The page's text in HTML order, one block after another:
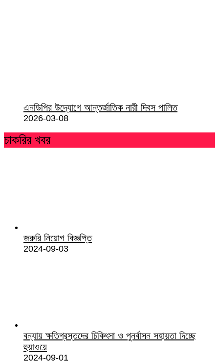
এনডিপির উদ্যোগে আন্তর্জাতিক নারী দিবস পালিত
2026-03-08
চাকরির খবর
জরুরি নিয়োগ বিজ্ঞপ্তি
2024-09-03
বন্যায় ক্ষতিগ্রস্তদের চিকিৎসা ও পুনর্বাসন সহায়তা দিচ্ছে
হুয়াওয়ে
2024-09-01